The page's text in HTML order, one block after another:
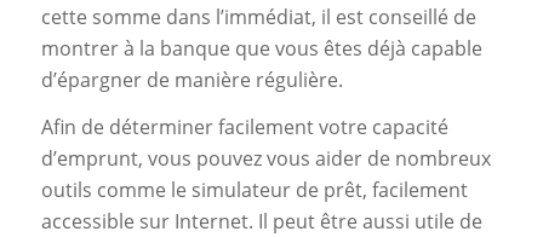
cette somme dans l’immédiat, il est conseillé de
montrer à la banque que vous êtes déjà capable
d’épargner de manière régulière.
Afin de déterminer facilement votre capacité
d’emprunt, vous pouvez vous aider de nombreux
outils comme le simulateur de prêt, facilement
accessible sur Internet. Il peut être aussi utile de